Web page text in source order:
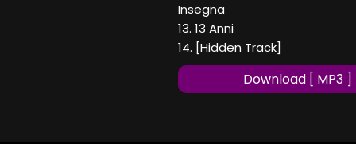
Insegna
13. 13 Anni
14. [Hidden Track]
Download [ MP3 ]